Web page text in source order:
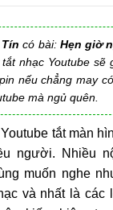
Tíncó bài: Hẹn giờ
nhạc Youtube sẽ
nếu chẳng may
mà ngủ quên.
tắt màn
người. Nhiều
muốn nghe
và nhất là các